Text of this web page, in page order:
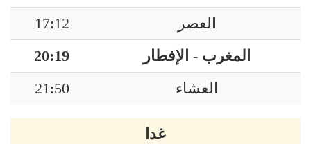
العصر
17:12
المغرب - الإفطار
20:19
العشاء
21:50
غدا